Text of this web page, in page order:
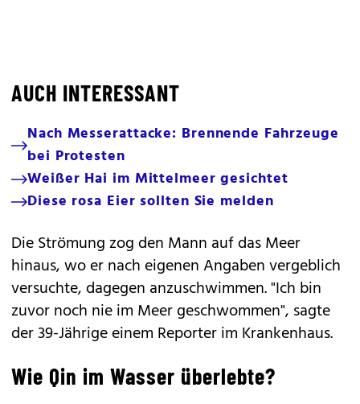
AUCH INTERESSANT
Nach Messerattacke: Brennende Fahrzeuge
bei Protesten
Weißer Hai im Mittelmeer gesichtet
Diese rosa Eier sollten Sie melden
Die Strömung zog den Mann auf das Meer
hinaus, wo er nach eigenen Angaben vergeblich
versuchte, dagegen anzuschwimmen. "Ich bin
zuvor noch nie im Meer geschwommen", sagte
der 39-Jährige einem Reporter im Krankenhaus.
Wie Qin im Wasser überlebte?